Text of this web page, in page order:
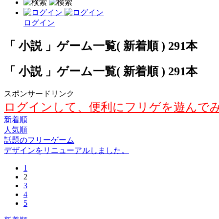
ログイン
「 小説 」ゲーム一覧( 新着順 ) 291本
「 小説 」ゲーム一覧( 新着順 ) 291本
スポンサードリンク
ログインして、便利にフリゲを遊んで
新着順
人気順
話題のフリーゲーム
デザインをリニューアルしました。
1
2
3
4
5